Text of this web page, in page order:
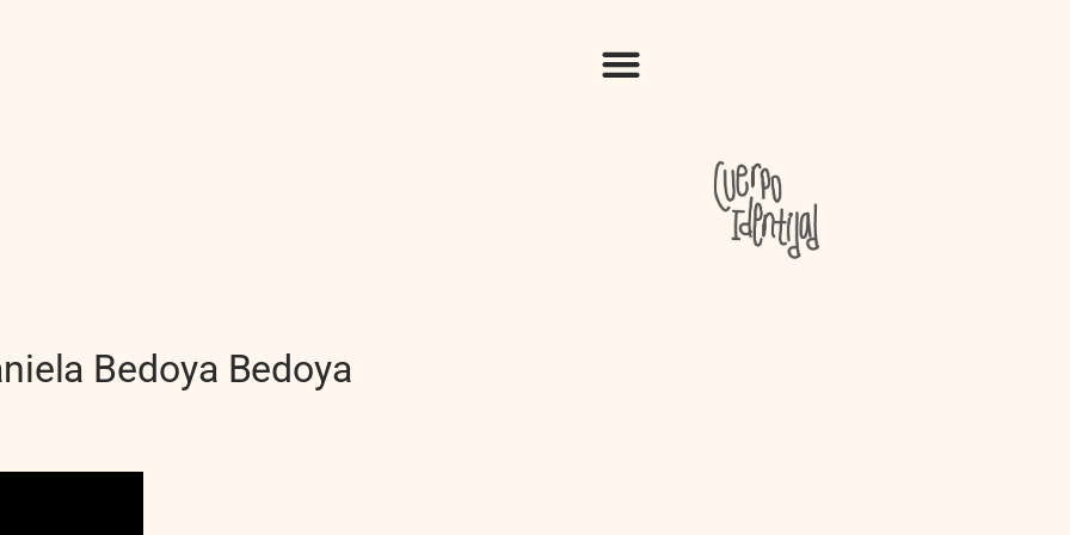
Bedoya Bedoya